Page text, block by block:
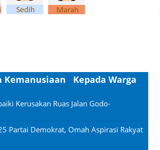
Kemanusiaan Kepada Warga
Kerusakan Ruas Jalan Godo-
Partai Demokrat, Omah Aspirasi Rakyat